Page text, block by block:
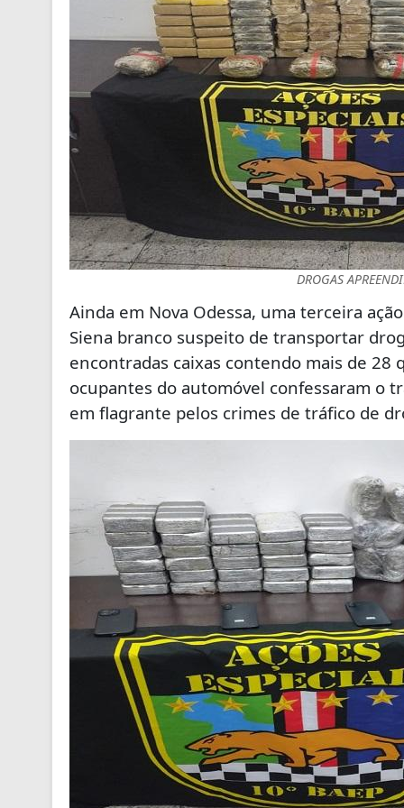
DROGAS
Ainda em Nova Odessa, uma terceira
Siena branco suspeito de transportar
encontradas caixas contendo mais de 28
ocupantes do automóvel confessaram o
em flagrante pelos crimes de tráfico de